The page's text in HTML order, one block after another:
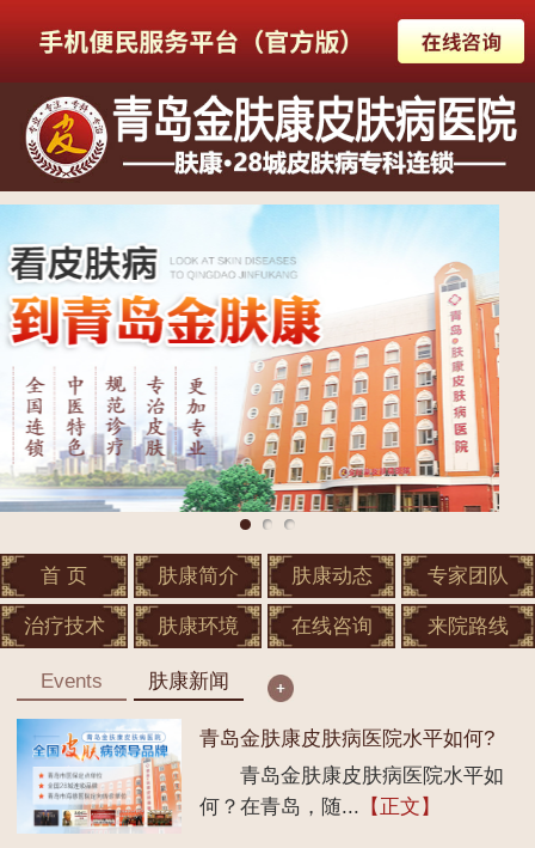
首 页 肤康简介 肤康动态 专家团队
治疗技术 肤康环境 在线咨询 来院路线
Events 肤康新闻
青岛金肤康皮肤病医院水平如何?
青岛金肤康皮肤病医院水平如
何？在青岛，随... 【正文】